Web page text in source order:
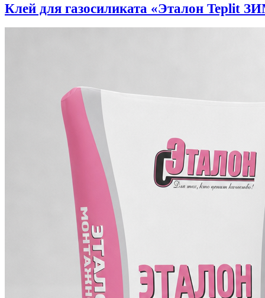
Клей для газосиликата «Эталон Teplit